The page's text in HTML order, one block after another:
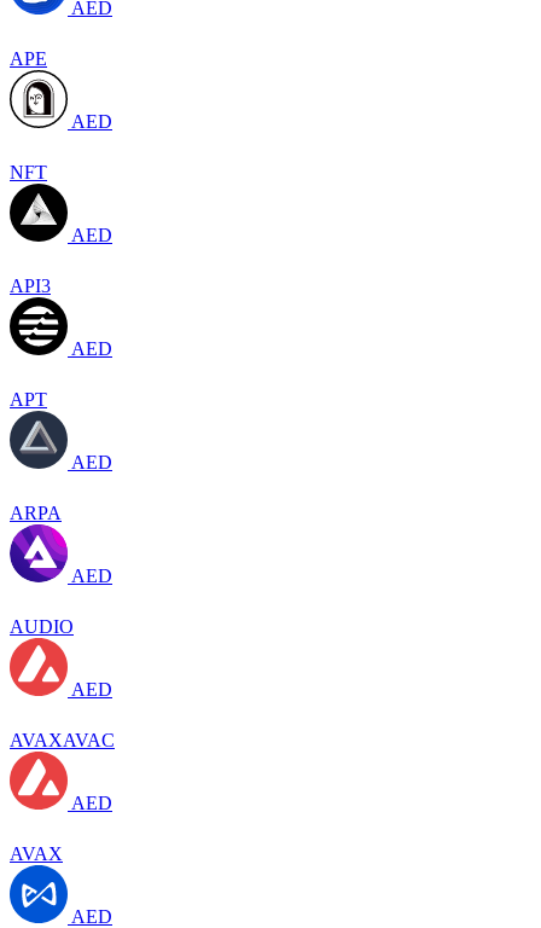
AED
APE
AED
NFT
AED
API3
AED
APT
AED
ARPA
AED
AUDIO
AED
AVAXAVAC
AED
AVAX
AED